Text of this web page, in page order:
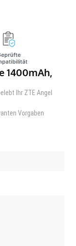
1400mAh,
Ihr ZTE Angel
Vorgaben